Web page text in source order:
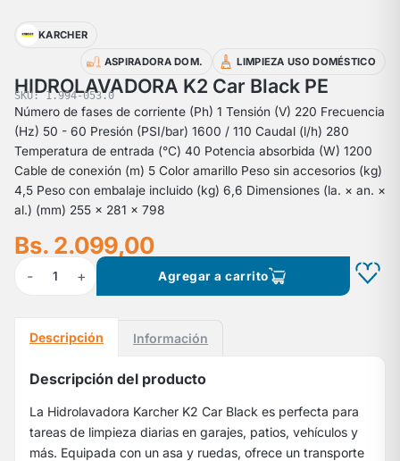
KARCHER
ASPIRADORA DOM. LIMPIEZA USO DOMÉSTICO
HIDROLAVADORA K2 Car Black PE
SKU: 1.994-053.0
Número de fases de corriente (Ph) 1 Tensión (V) 220 Frecuencia
(Hz) 50 - 60 Presión (PSI/bar) 1600 / 110 Caudal (l/h) 280
Temperatura de entrada (°C) 40 Potencia absorbida (W) 1200
Cable de conexión (m) 5 Color amarillo Peso sin accesorios (kg)
4,5 Peso con embalaje incluido (kg) 6,6 Dimensiones (la. × an. ×
al.) (mm) 255 x 281 x 798
Bs. 2.099,00
- 1 + Agregar a carrito
Descripción Información
Descripción del producto
La Hidrolavadora Karcher K2 Car Black es perfecta para
tareas de limpieza diarias en garajes, patios, vehículos y
más. Equipada con un asa y ruedas, ofrece un transporte